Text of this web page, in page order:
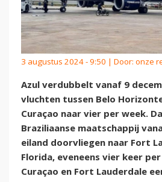
3 augustus 2024 - 9:50 | Door: onze
Azul verdubbelt vanaf 9
vluchten tussen Belo
Curaçao naar vier per week.
Braziliaanse maatschappij
eiland doorvliegen naar Fort
Florida, eveneens vier keer
Curaçao en Fort Lauderdale